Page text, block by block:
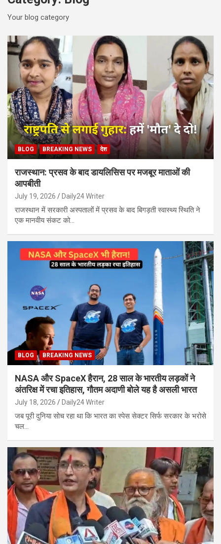
Your blog category
BLOG BREAKING NEWS देश
राजस्थान: प्रसव के बाद डायलिसिस पर मजबूर माताओं की
आपबीती
July 19, 2026 Daily24 Writer
राजस्थान में सरकारी अस्पतालों में प्रसव के बाद बिगड़ती स्वास्थ्य स्थिति ने
एक मानवीय संकट को…
BLOG BREAKING NEWS
NASA और SpaceX हैरान, 28 साल के भारतीय लड़कों ने
अंतरिक्ष में रचा इतिहास, गौतम अदाणी बोले यह है असली भारत
July 18, 2026 Daily24 Writer
जब पूरी दुनिया सोच रहा था कि भारत का स्पेस सेक्टर सिर्फ सरकार के भरोसे
चल…